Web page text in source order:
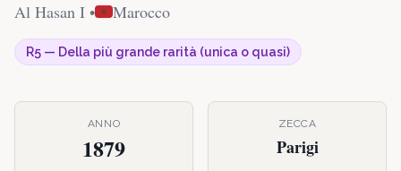
Al Hasan I • Marocco
R5 — Della più grande rarità (unica o quasi)
ANNO
1879
ZECCA
Parigi